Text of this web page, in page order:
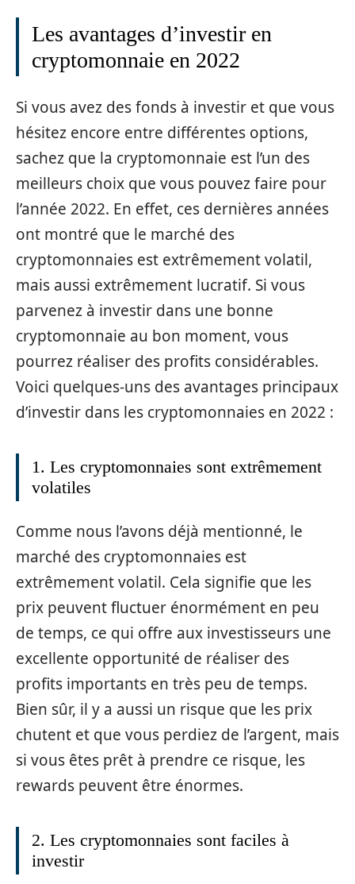
Les avantages d’investir en
cryptomonnaie en 2022
Si vous avez des fonds à investir et que vous
hésitez encore entre différentes options,
sachez que la cryptomonnaie est l’un des
meilleurs choix que vous pouvez faire pour
l’année 2022. En effet, ces dernières années
ont montré que le marché des
cryptomonnaies est extrêmement volatil,
mais aussi extrêmement lucratif. Si vous
parvenez à investir dans une bonne
cryptomonnaie au bon moment, vous
pourrez réaliser des profits considérables.
Voici quelques-uns des avantages principaux
d’investir dans les cryptomonnaies en 2022 :
1. Les cryptomonnaies sont extrêmement
volatiles
Comme nous l’avons déjà mentionné, le
marché des cryptomonnaies est
extrêmement volatil. Cela signifie que les
prix peuvent fluctuer énormément en peu
de temps, ce qui offre aux investisseurs une
excellente opportunité de réaliser des
profits importants en très peu de temps.
Bien sûr, il y a aussi un risque que les prix
chutent et que vous perdiez de l’argent, mais
si vous êtes prêt à prendre ce risque, les
rewards peuvent être énormes.
2. Les cryptomonnaies sont faciles à
investir